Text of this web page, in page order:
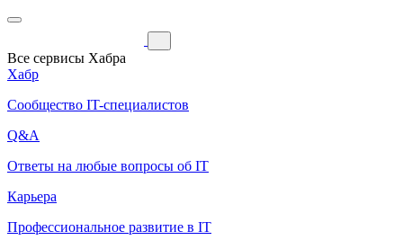
Все сервисы Хабра
Хабр
Сообщество IT-специалистов
Q&A
Ответы на любые вопросы об IT
Карьера
Профессиональное развитие в IT